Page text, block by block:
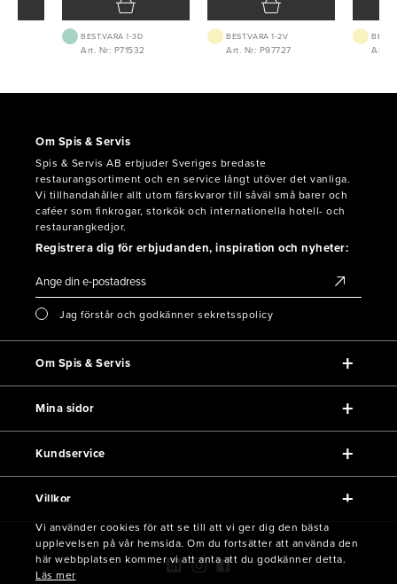
BEST.VARA 1-3D
Art. Nr: P71532
BEST.VARA 1-2V
Art. Nr: P97727 Art.
Om Spis & Servis
Spis & Servis AB erbjuder Sveriges bredaste
restaurangsortiment och en service långt utöver det vanliga.
Vi tillhandahåller allt utom färskvaror till såväl små barer och
caféer som finkrogar, storkök och internationella hotell- och
restaurangkedjor.
Registrera dig för erbjudanden, inspiration och nyheter:
Jag förstår och godkänner sekretsspolicy
Om Spis & Servis
Mina sidor
Kundservice
Villkor
Vi använder cookies för att se till att vi ger dig den bästa
upplevelsen på vår hemsida. Om du fortsätter att använda den
här webbplatsen kommer vi att anta att du godkänner detta.
Läs mer